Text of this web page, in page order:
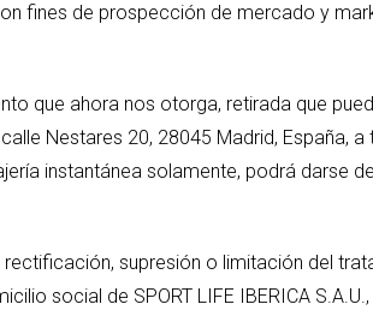
fines de prospección de mercado y
que ahora nos otorga, retirada que
Nestares 20, 28045 Madrid, España,
instantánea solamente, podrá darse
supresión o limitación del
social de SPORT LIFE IBERICA